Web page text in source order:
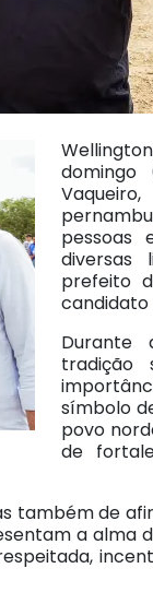
pessoas
diversas
prefeito
candidato
Durante
tradição
símbolo
povo
de
também de
a alma